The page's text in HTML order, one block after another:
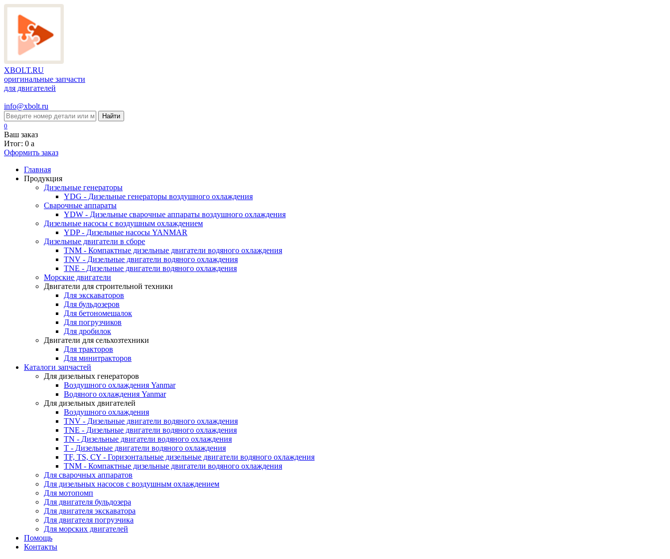
XBOLT.RU
оригинальные запчасти
для двигателей
info@xbolt.ru
Найти
0
Ваш заказ
Итог: 0 a
Оформить заказ
Главная
Продукция
Дизельные генераторы
YDG - Дизельные генераторы воздушного охлаждения
Cварочные аппараты
YDW - Дизельные сварочные аппараты воздушного охлаждения
Дизельные насосы с воздушным охлаждением
YDP - Дизельные насосы YANMAR
Дизельные двигатели в сборе
TNM - Компактные дизельные двигатели водяного охлаждения
TNV - Дизельные двигатели водяного охлаждения
TNE - Дизельные двигатели водяного охлаждения
Морские двигатели
Двигатели для строительной техники
Для экскаваторов
Для бульдозеров
Для бетономешалок
Для погрузчиков
Для дробилок
Двигатели для сельхозтехники
Для тракторов
Для минитракторов
Каталоги запчастей
Для дизельных генераторов
Воздушного охлаждения Yanmar
Водяного охлаждения Yanmar
Для дизельных двигателей
Воздушного охлаждения
TNV - Дизельные двигатели водяного охлаждения
TNE - Дизельные двигатели водяного охлаждения
TN - Дизельные двигатели водяного охлаждения
T - Дизельные двигатели водяного охлаждения
TF, TS, CY - Горизонтальные дизельные двигатели водяного охлаждения
TNM - Компактные дизельные двигатели водяного охлаждения
Для сварочных аппаратов
Для дизельных насосов с воздушным охлаждением
Для мотопомп
Для двигателя бульдозера
Для двигателя экскаватора
Для двигателя погрузчика
Для морских двигателей
Помощь
Контакты